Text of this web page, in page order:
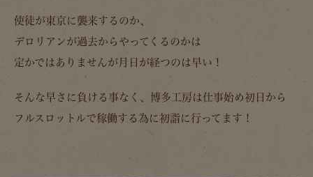
使徒が東京に襲来するのか、
デロリアンが過去からやってくるのかは
定かではありませんが月日が経つのは早い！
そんな早さに負ける事なく、博多工房は仕事始め初日から
フルスロットルで稼働する為に初詣に行ってます！